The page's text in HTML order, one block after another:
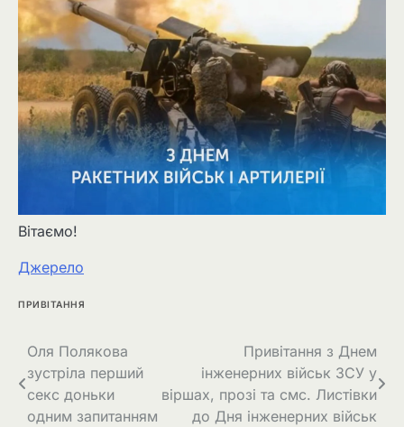
Вітаємо!
Джерело
ПРИВІТАННЯ
Навігація
записів
Оля Полякова
зустріла перший
секс доньки
одним запитанням
Привітання з Днем
інженерних військ ЗСУ у
віршах, прозі та смс. Листівки
до Дня інженерних військ